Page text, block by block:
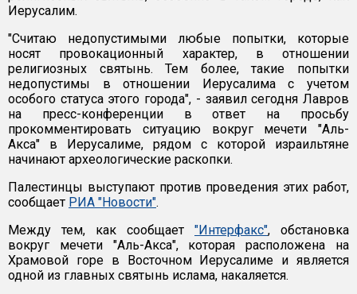
Иерусалим.
"Считаю недопустимыми любые попытки, которые
носят провокационный характер, в отношении
религиозных святынь. Тем более, такие попытки
недопустимы в отношении Иерусалима с учетом
особого статуса этого города", - заявил сегодня Лавров
на пресс-конференции в ответ на просьбу
прокомментировать ситуацию вокруг мечети "Аль-
Акса" в Иерусалиме, рядом с которой израильтяне
начинают археологические раскопки.
Палестинцы выступают против проведения этих работ,
сообщает РИА "Новости".
Между тем, как сообщает "Интерфакс", обстановка
вокруг мечети "Аль-Акса", которая расположена на
Храмовой горе в Восточном Иерусалиме и является
одной из главных святынь ислама, накаляется.